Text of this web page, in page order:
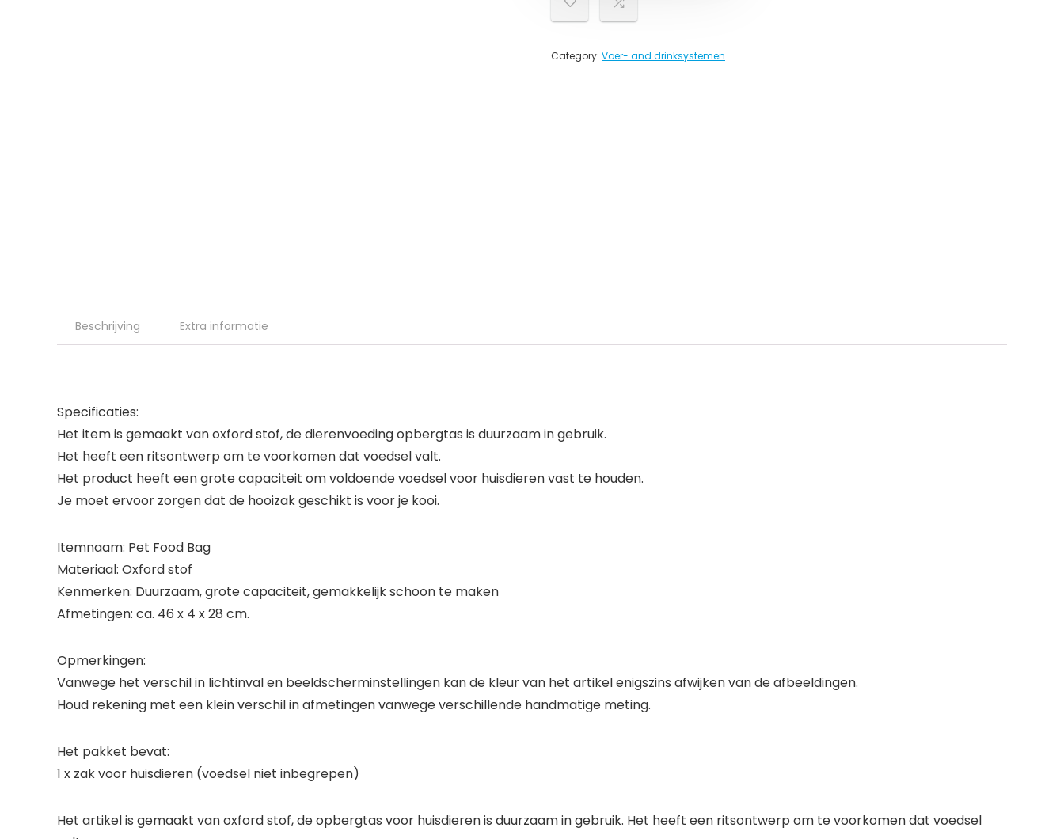
Category: Voer- and drinksystemen
Beschrijving Extra informatie
Specificaties:
Het item is gemaakt van oxford stof, de dierenvoeding opbergtas is duurzaam in gebruik.
Het heeft een ritsontwerp om te voorkomen dat voedsel valt.
Het product heeft een grote capaciteit om voldoende voedsel voor huisdieren vast te houden.
Je moet ervoor zorgen dat de hooizak geschikt is voor je kooi.
Itemnaam: Pet Food Bag
Materiaal: Oxford stof
Kenmerken: Duurzaam, grote capaciteit, gemakkelijk schoon te maken
Afmetingen: ca. 46 x 4 x 28 cm.
Opmerkingen:
Vanwege het verschil in lichtinval en beeldscherminstellingen kan de kleur van het artikel enigszins afwijken van de afbeeldingen.
Houd rekening met een klein verschil in afmetingen vanwege verschillende handmatige meting.
Het pakket bevat:
1 x zak voor huisdieren (voedsel niet inbegrepen)
Het artikel is gemaakt van oxford stof, de opbergtas voor huisdieren is duurzaam in gebruik. Het heeft een ritsontwerp om te voorkomen dat voedsel